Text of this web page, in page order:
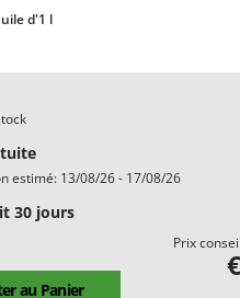
- Trimmers
œufs
à ressorts - Extirpateurs
agricoles
de gazon
d'1 l
estimé: 13/08/26 - 17/08/26
30 jours
Prix
au Panier